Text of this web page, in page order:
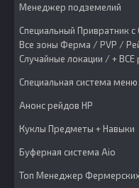
Менеджер подземелий
Специальный Привратник
Все зоны Ферма / PVP /
Случайные локации / +
Специальная система меню
Анонс рейдов HP
Куклы Предметы + Навыки
Буферная система Aio
Топ Менеджер